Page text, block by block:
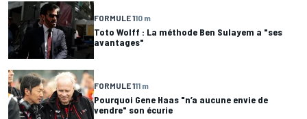
FORMULE 110 m
Toto Wolff : La méthode Ben Sulayem a "ses
avantages"
FORMULE 111 m
Pourquoi Gene Haas "n’a aucune envie de
vendre" son écurie